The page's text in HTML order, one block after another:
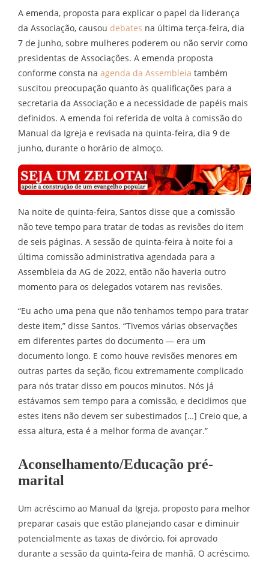
A emenda, proposta para explicar o papel da liderança
da Associação, causou debates na última terça-feira, dia
7 de junho, sobre mulheres poderem ou não servir como
presidentas de Associações. A emenda proposta
conforme consta na agenda da Assembleia também
suscitou preocupação quanto às qualificações para a
secretaria da Associação e a necessidade de papéis mais
definidos. A emenda foi referida de volta à comissão do
Manual da Igreja e revisada na quinta-feira, dia 9 de
junho, durante o horário de almoço.
Na noite de quinta-feira, Santos disse que a comissão
não teve tempo para tratar de todas as revisões do item
de seis páginas. A sessão de quinta-feira à noite foi a
última comissão administrativa agendada para a
Assembleia da AG de 2022, então não haveria outro
momento para os delegados votarem nas revisões.
“Eu acho uma pena que não tenhamos tempo para tratar
deste item,” disse Santos. “Tivemos várias observações
em diferentes partes do documento — era um
documento longo. E como houve revisões menores em
outras partes da seção, ficou extremamente complicado
para nós tratar disso em poucos minutos. Nós já
estávamos sem tempo para a comissão, e decidimos que
estes itens não devem ser subestimados […] Creio que, a
essa altura, esta é a melhor forma de avançar.”
Aconselhamento/Educação pré-
marital
Um acréscimo ao Manual da Igreja, proposto para melhor
preparar casais que estão planejando casar e diminuir
potencialmente as taxas de divórcio, foi aprovado
durante a sessão da quinta-feira de manhã. O acréscimo,